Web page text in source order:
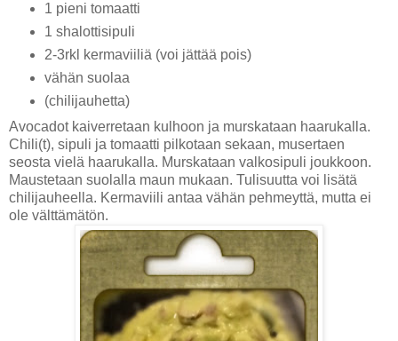
1 pieni tomaatti
1 shalottisipuli
2-3rkl kermaviiliä (voi jättää pois)
vähän suolaa
(chilijauhetta)
Avocadot kaiverretaan kulhoon ja murskataan haarukalla.
Chili(t), sipuli ja tomaatti pilkotaan sekaan, musertaen
seosta vielä haarukalla. Murskataan valkosipuli joukkoon.
Maustetaan suolalla maun mukaan. Tulisuutta voi lisätä
chilijauheella. Kermaviili antaa vähän pehmeyttä, mutta ei
ole välttämätön.